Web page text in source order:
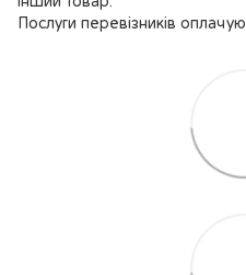
Послуги перевізників